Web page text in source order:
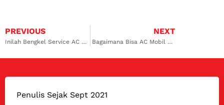
PREVIOUS
Inilah Bengkel Service AC Mobil Jakarta Utara yang Profesional
NEXT
Bagaimana Bisa AC Mobil Keluar Asap?
Penulis Sejak Sept 2021